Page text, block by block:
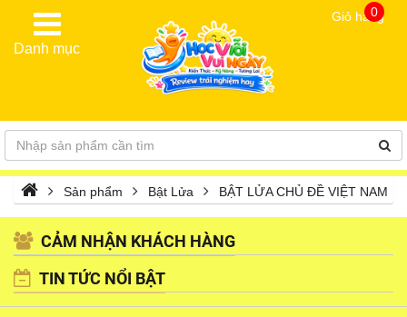
Danh mục
Giỏ hàng
0
Sản phẩm Bật Lửa BẬT LỬA CHỦ ĐỀ VIỆT NAM
CẢM NHẬN KHÁCH HÀNG
TIN TỨC NỔI BẬT